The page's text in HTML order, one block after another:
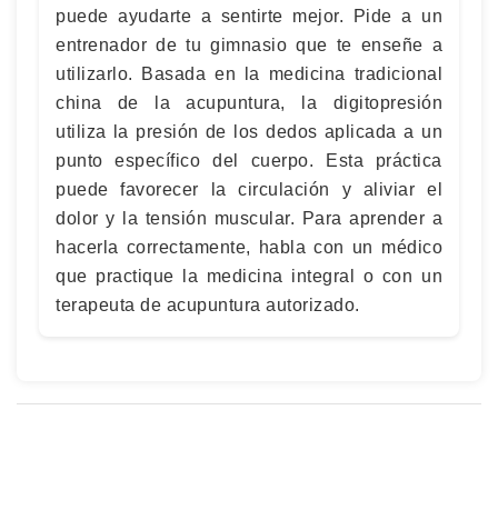
puede ayudarte a sentirte mejor. Pide a un
entrenador de tu gimnasio que te enseñe a
utilizarlo. Basada en la medicina tradicional
china de la acupuntura, la digitopresión
utiliza la presión de los dedos aplicada a un
punto específico del cuerpo. Esta práctica
puede favorecer la circulación y aliviar el
dolor y la tensión muscular. Para aprender a
hacerla correctamente, habla con un médico
que practique la medicina integral o con un
terapeuta de acupuntura autorizado.